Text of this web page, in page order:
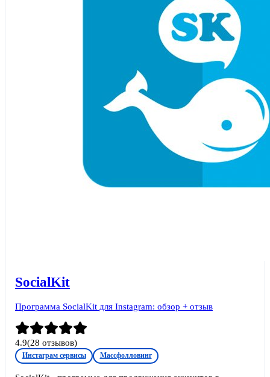
SocialKit
Программа SocialKit для Instagram: обзор + отзыв
4.9(28 отзывов)
Инстаграм сервисы Массфолловинг